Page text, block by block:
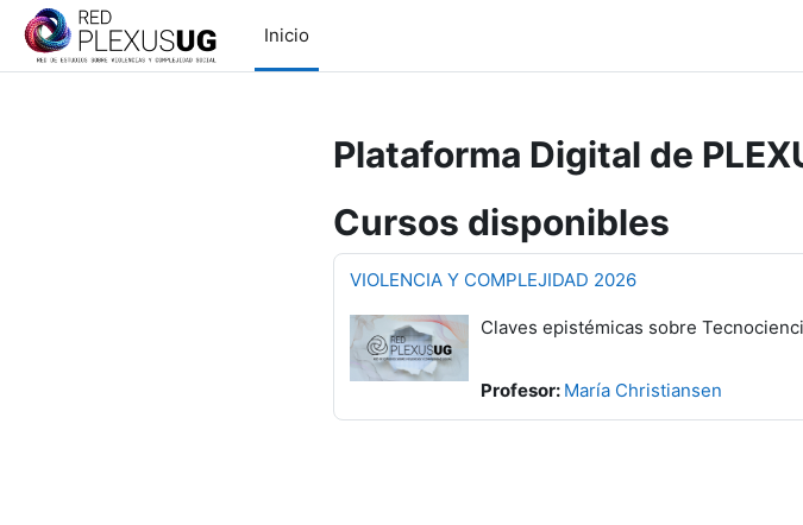
Saltar al contenido principal
Inicio
Plataforma Digital de
Cursos disponibles
VIOLENCIA Y COMPLEJIDAD 2026
Claves epistémicas sobre
Profesor: María Christiansen